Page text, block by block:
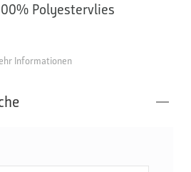
Polyestervlies
Informationen